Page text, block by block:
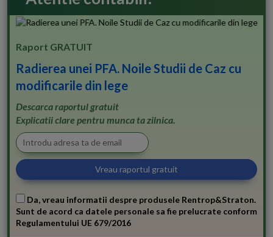
Raport GRATUIT
Radierea unei PFA. Noile Studii de Caz cu
modificarile din lege
Descarca raportul gratuit
Explicatii clare pentru munca ta zilnica.
Da, vreau informatii despre produsele Rentrop&Straton.
Sunt de acord ca datele personale sa fie prelucrate conform
Regulamentului UE 679/2016